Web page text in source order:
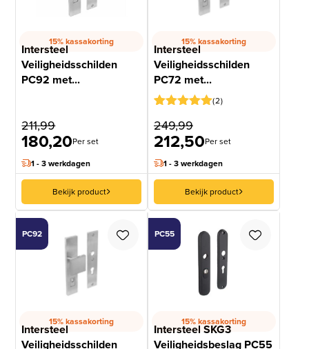
15% kassakorting
Intersteel
Veiligheidsschilden
PC92 met...
211,99
180,20Per set
1 - 3 werkdagen
Bekijk product
15% kassakorting
Intersteel
Veiligheidsschilden
PC72 met...
5op 5
gebaseerd
op
klantbeoordeling
2
249,99
212,50Per set
1 - 3 werkdagen
Bekijk product
PC92
15% kassakorting
Intersteel
Veiligheidsschilden
PC55
15% kassakorting
Intersteel SKG3
Veiligheidsbeslag PC55